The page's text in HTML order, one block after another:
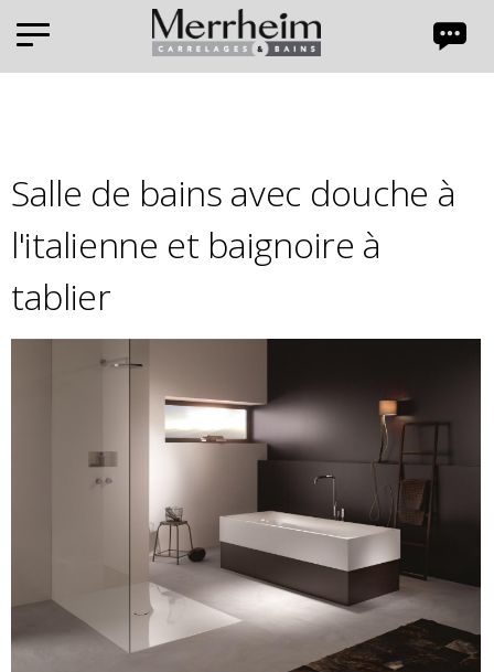
Salle de bains avec douche à
l'italienne et baignoire à
tablier
Panneau de gestion des cookies